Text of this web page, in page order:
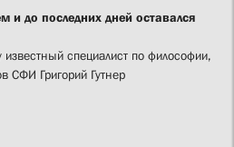
и до последних дней оставался
специалист по философии,
СФИ Григорий Гутнер